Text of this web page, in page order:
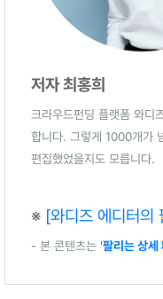
저자 최홍희
크라우드펀딩 플랫폼 와디
합니다. 그렇게 1000개가
편집했었을지도 모릅니다.
※ [와디즈 에디터의
- 본 콘텐츠는 '팔리는 상세